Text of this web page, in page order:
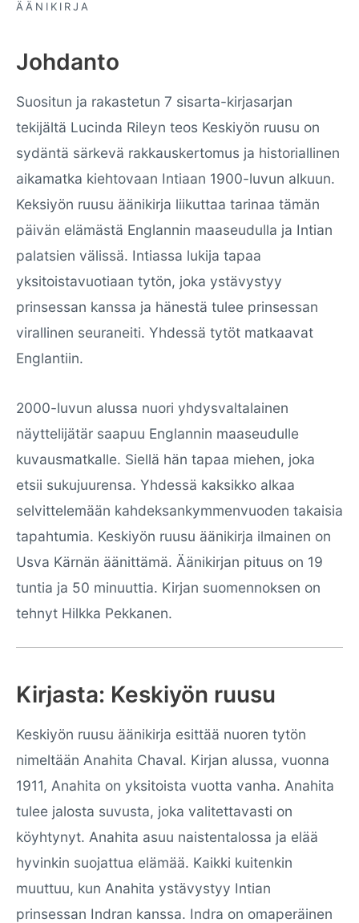
ÄÄNIKIRJA
Johdanto
Suositun ja rakastetun 7 sisarta-kirjasarjan
tekijältä Lucinda Rileyn teos Keskiyön ruusu on
sydäntä särkevä rakkauskertomus ja historiallinen
aikamatka kiehtovaan Intiaan 1900-luvun alkuun.
Keksiyön ruusu äänikirja liikuttaa tarinaa tämän
päivän elämästä Englannin maaseudulla ja Intian
palatsien välissä. Intiassa lukija tapaa
yksitoistavuotiaan tytön, joka ystävystyy
prinsessan kanssa ja hänestä tulee prinsessan
virallinen seuraneiti. Yhdessä tytöt matkaavat
Englantiin.
2000-luvun alussa nuori yhdysvaltalainen
näyttelijätär saapuu Englannin maaseudulle
kuvausmatkalle. Siellä hän tapaa miehen, joka
etsii sukujuurensa. Yhdessä kaksikko alkaa
selvittelemään kahdeksankymmenvuoden takaisia
tapahtumia. Keskiyön ruusu äänikirja ilmainen on
Usva Kärnän äänittämä. Äänikirjan pituus on 19
tuntia ja 50 minuuttia. Kirjan suomennoksen on
tehnyt Hilkka Pekkanen.
Kirjasta: Keskiyön ruusu
Keskiyön ruusu äänikirja esittää nuoren tytön
nimeltään Anahita Chaval. Kirjan alussa, vuonna
1911, Anahita on yksitoista vuotta vanha. Anahita
tulee jalosta suvusta, joka valitettavasti on
köyhtynyt. Anahita asuu naistentalossa ja elää
hyvinkin suojattua elämää. Kaikki kuitenkin
muuttuu, kun Anahita ystävystyy Intian
prinsessan Indran kanssa. Indra on omaperäinen